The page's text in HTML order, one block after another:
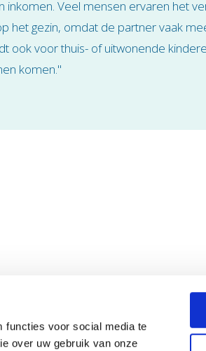
functies voor social media te
over uw gebruik van onze
Veel mensen ervaren het
het gezin, omdat de partner vaak
voor thuis- of uitwonende
komen."
3618181